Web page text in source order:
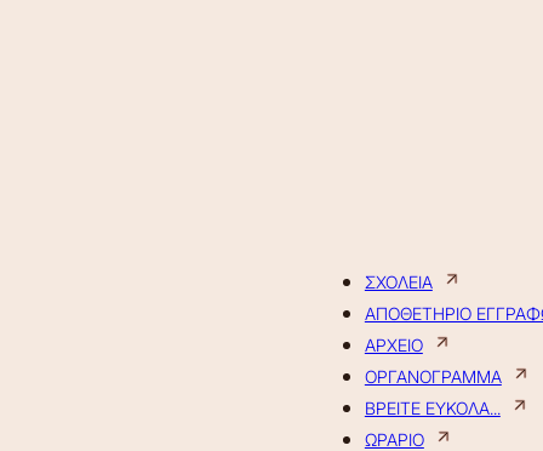
ΣΧΟΛΕΙΑ
ΑΠΟΘΕΤΗΡΙΟ
ΑΡΧΕΙΟ
ΟΡΓΑΝΟΓΡΑΜΜΑ
ΒΡΕΙΤΕ ΕΥΚΟΛΑ...
ΩΡΑΡΙΟ